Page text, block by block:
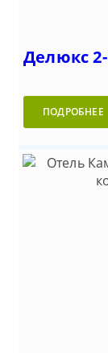
Делюкс
ПОДРОБНЕЕ